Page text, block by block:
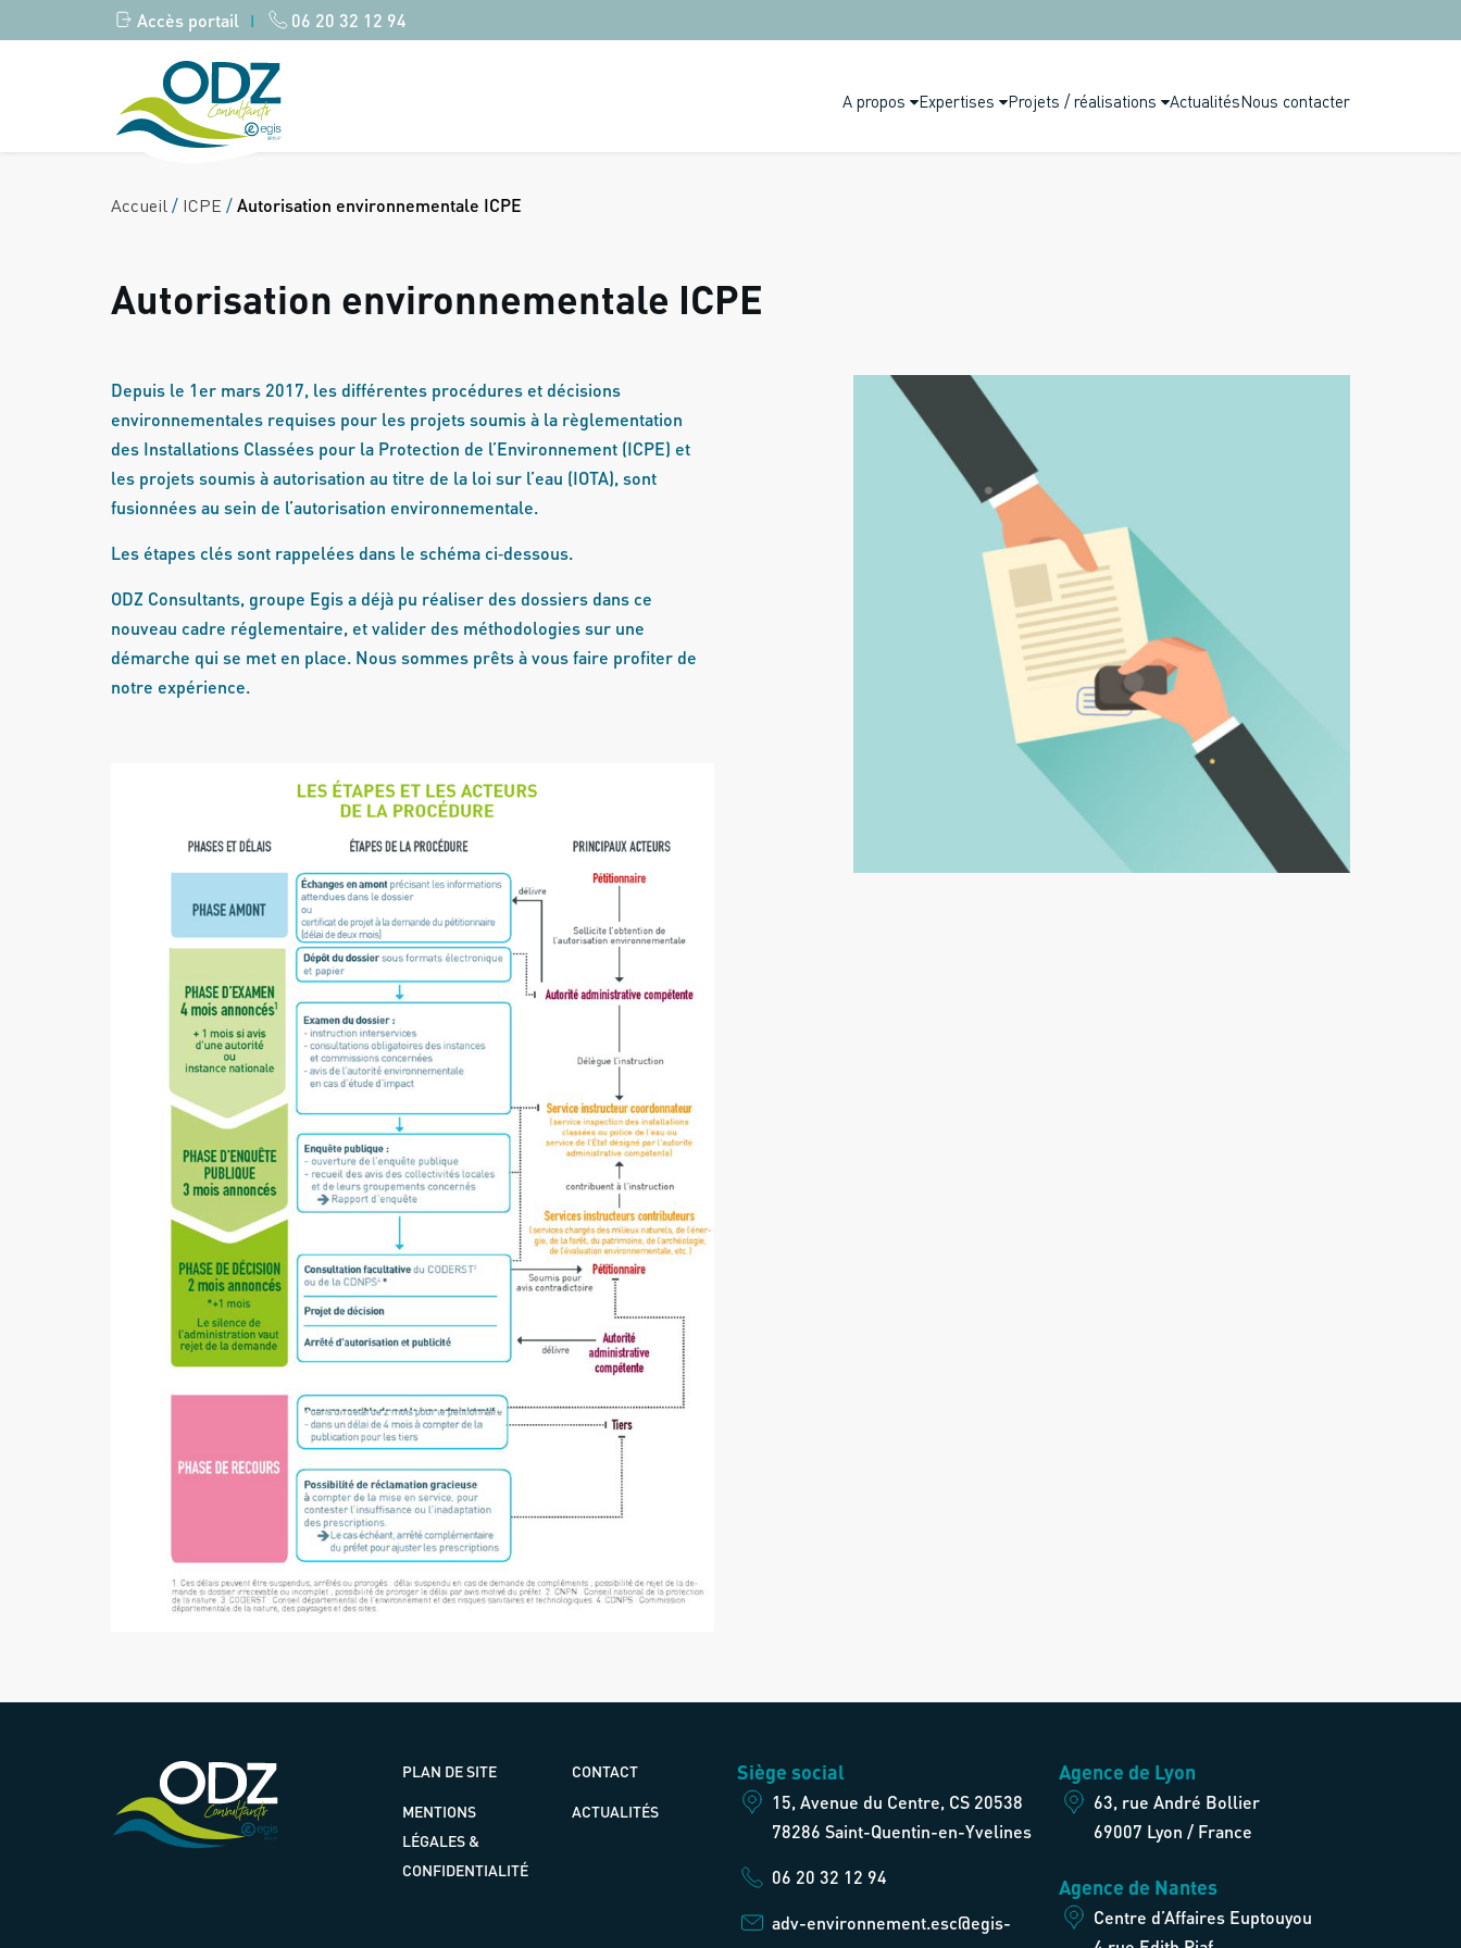
Accès portail | 06 20 32 12 94
A propos Expertises Projets / réalisations ActualitésNous contacter
Accueil / ICPE /Autorisation environnementale ICPE
Autorisation environnementale ICPE
Depuis le 1er mars 2017, les différentes procédures et décisions
environnementales requises pour les projets soumis à la règlementation
des Installations Classées pour la Protection de l’Environnement (ICPE) et
les projets soumis à autorisation au titre de la loi sur l’eau (IOTA), sont
fusionnées au sein de l’autorisation environnementale.
Les étapes clés sont rappelées dans le schéma ci‐dessous.
ODZ Consultants, groupe Egis a déjà pu réaliser des dossiers dans ce
nouveau cadre réglementaire, et valider des méthodologies sur une
démarche qui se met en place. Nous sommes prêts à vous faire profiter de
notre expérience.
PLAN DE SITE
MENTIONS
LÉGALES &
CONFIDENTIALITÉ
CONTACT
ACTUALITÉS
Siège social
15, Avenue du Centre, CS 20538
78286 Saint-Quentin-en-Yvelines
06 20 32 12 94
adv-environnement.esc@egis-
Agence de Lyon
63, rue André Bollier
69007 Lyon / France
Agence de Nantes
Centre d’Affaires Euptouyou